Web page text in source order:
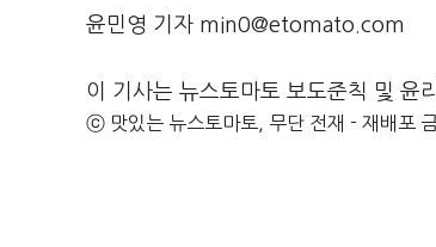
윤민영 기자 min0@etomato.com
이 기사는 뉴스토마토 보도준칙 및 윤
ⓒ 맛있는 뉴스토마토, 무단 전재 - 재배포 금